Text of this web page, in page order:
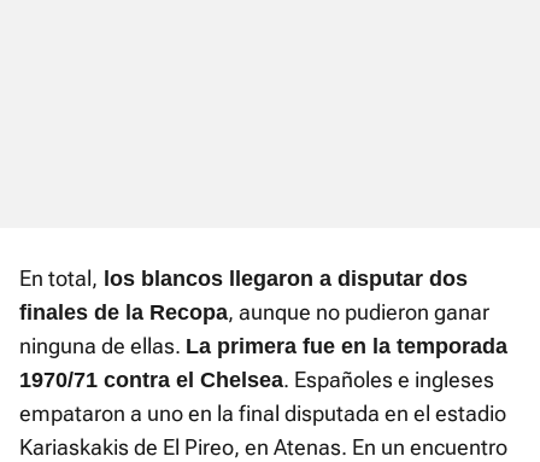
En total, los blancos llegaron a disputar dos
finales de la Recopa, aunque no pudieron ganar
ninguna de ellas. La primera fue en la temporada
1970/71 contra el Chelsea. Españoles e ingleses
empataron a uno en la final disputada en el estadio
Kariaskakis de El Pireo, en Atenas. En un encuentro